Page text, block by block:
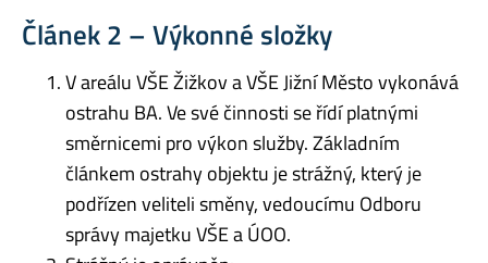
Článek 2 – Výkonné složky
V areálu VŠE Žižkov a VŠE Jižní Město vykonává
ostrahu BA. Ve své činnosti se řídí platnými
směrnicemi pro výkon služby. Základním
článkem ostrahy objektu je strážný, který je
podřízen veliteli směny, vedoucímu Odboru
správy majetku VŠE a ÚOO.